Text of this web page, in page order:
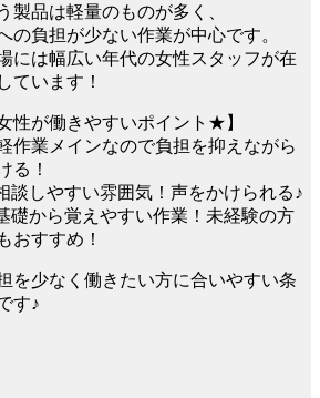
製品は軽量のものが多く、
の負担が少ない作業が中心です。
には幅広い年代の女性スタッフが在
ています！
女性が働きやすいポイント★】
作業メインなので負担を抑えながら
る！
談しやすい雰囲気！声をかけられる♪
礎から覚えやすい作業！未経験の方
おすすめ！
を少なく働きたい方に合いやすい条
す♪